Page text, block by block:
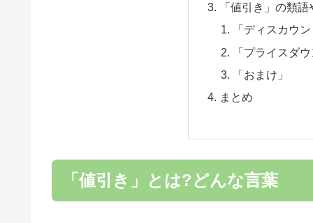
「値引き」の類
「ディスカウ
「プライスダ
「おまけ」
まとめ
「値引き」とは?どんな言葉